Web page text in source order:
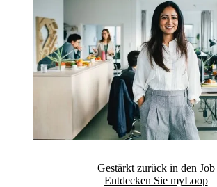
Gestärkt zurück in den Job
Entdecken Sie myLoop